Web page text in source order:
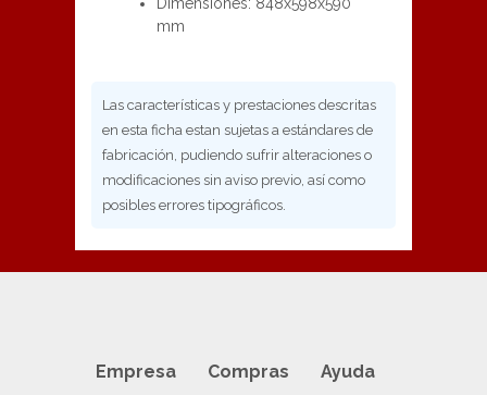
mm
Las características y prestaciones descritas
en esta ficha estan sujetas a estándares de
fabricación, pudiendo sufrir alteraciones o
modificaciones sin aviso previo, así como
posibles errores tipográficos.
Empresa Compras Ayuda